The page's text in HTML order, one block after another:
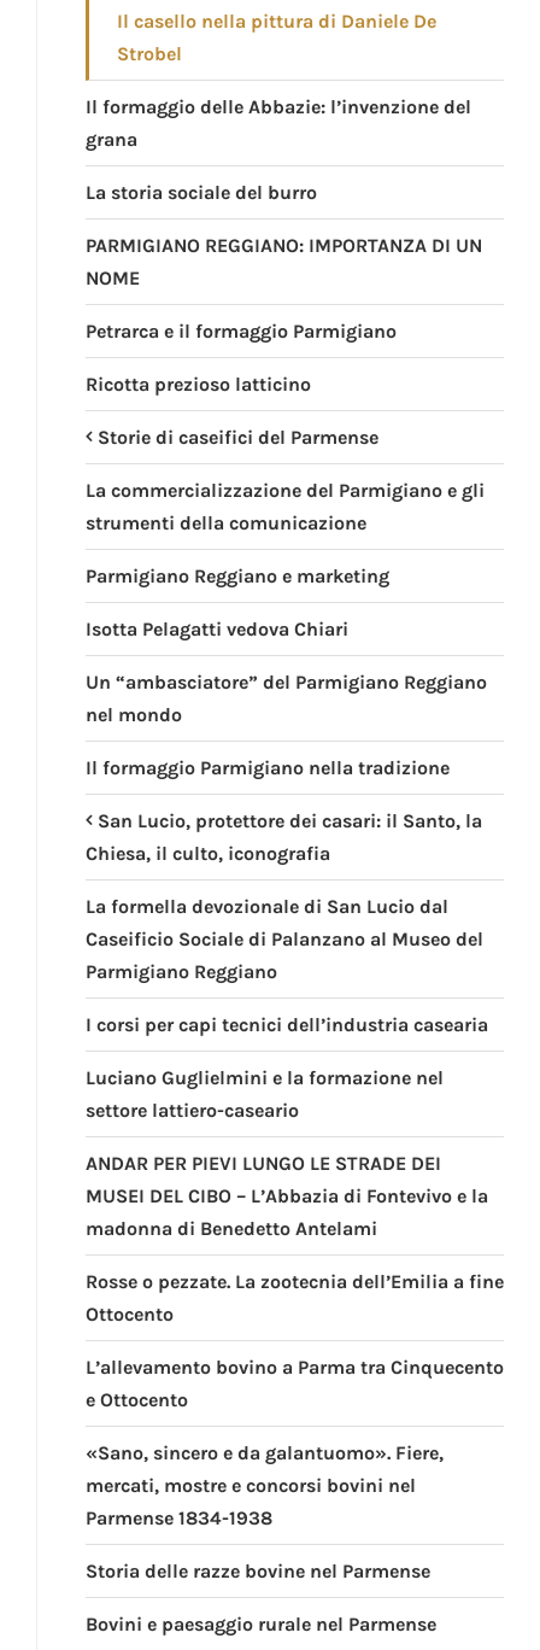
Il casello nella pittura di Daniele De
Strobel
Il formaggio delle Abbazie: l’invenzione del
grana
La storia sociale del burro
PARMIGIANO REGGIANO: IMPORTANZA DI UN
NOME
Petrarca e il formaggio Parmigiano
Ricotta prezioso latticino
Storie di caseifici del Parmense
La commercializzazione del Parmigiano e gli
strumenti della comunicazione
Parmigiano Reggiano e marketing
Isotta Pelagatti vedova Chiari
Un “ambasciatore” del Parmigiano Reggiano
nel mondo
Il formaggio Parmigiano nella tradizione
San Lucio, protettore dei casari: il Santo, la
Chiesa, il culto, iconografia
La formella devozionale di San Lucio dal
Caseificio Sociale di Palanzano al Museo del
Parmigiano Reggiano
I corsi per capi tecnici dell’industria casearia
Luciano Guglielmini e la formazione nel
settore lattiero-caseario
ANDAR PER PIEVI LUNGO LE STRADE DEI
MUSEI DEL CIBO – L’Abbazia di Fontevivo e la
madonna di Benedetto Antelami
Rosse o pezzate. La zootecnia dell’Emilia a fine
Ottocento
L’allevamento bovino a Parma tra Cinquecento
e Ottocento
«Sano, sincero e da galantuomo». Fiere,
mercati, mostre e concorsi bovini nel
Parmense 1834-1938
Storia delle razze bovine nel Parmense
Bovini e paesaggio rurale nel Parmense